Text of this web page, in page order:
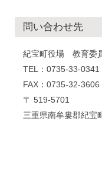
問い合わせ先
紀宝町役場 教育委
TEL：0735-33-0341
FAX：0735-32-3606
〒 519-5701
三重県南牟婁郡紀宝